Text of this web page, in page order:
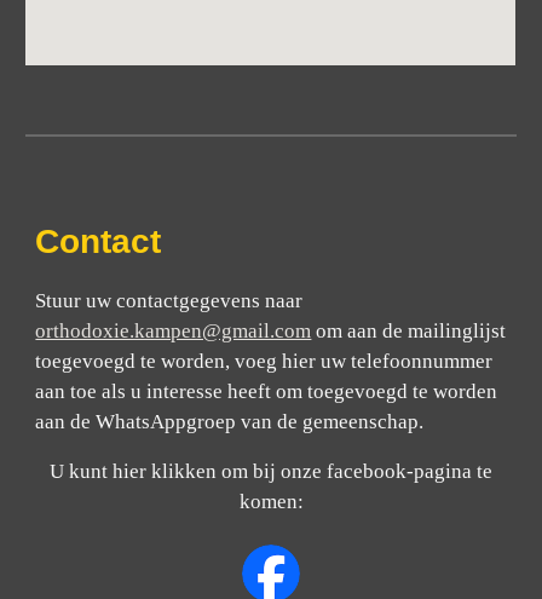
Contact
Stuur uw contactgegevens naar
orthodoxie.kampen@gmail.com om aan de mailinglijst
toegevoegd te worden, voeg hier uw telefoonnummer
aan toe als u interesse heeft om toegevoegd te worden
aan de WhatsAppgroep van de gemeenschap.
U kunt hier klikken om bij onze facebook-pagina te
komen: